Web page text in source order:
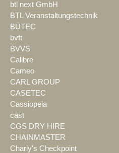
btl next GmbH
BTL Veranstaltungstechnik
BÜTEC
bvft
BVVS
Calibre
Cameo
CARL GROUP
CASETEC
Cassiopeia
cast
CGS DRY HIRE
CHAINMASTER
Charly's Checkpoint